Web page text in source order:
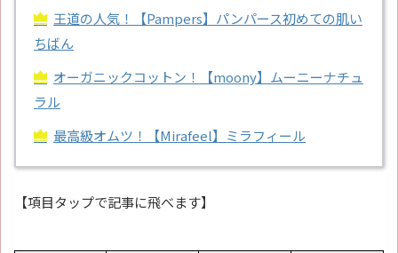
王道の人気！【Pampers】パンパース初めての肌い
ちばん
オーガニックコットン！【moony】ムーニーナチュ
ラル
最高級オムツ！【Mirafeel】ミラフィール
【項目タップで記事に飛べます】